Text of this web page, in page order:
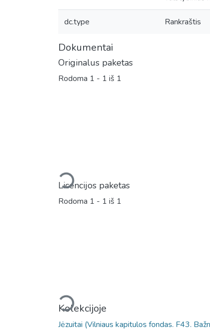
dc.type Rankraštis
Dokumentai
Originalus paketas
Rodoma 1 - 1 iš 1
Įkeliama...
Licencijos paketas
Rodoma 1 - 1 iš 1
Įkeliama...
Kolekcijoje
Jėzuitai (Vilniaus kapitulos fondas. F43.